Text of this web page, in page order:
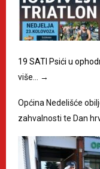
19 SATI Psići u
više…
→
Općina Nedelišće
zahvalnosti te Dan